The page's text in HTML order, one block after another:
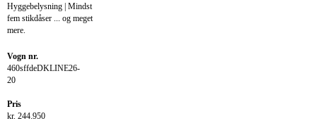
Hyggebelysning | Mindst
fem stikdåser ... og meget
mere.
Vogn nr.
460sffdeDKLINE26-
20
Pris
kr. 244.950